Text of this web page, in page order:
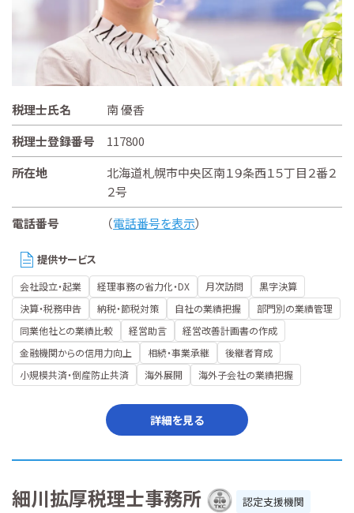
税理士氏名
南 優香
税理士登録番号
117800
所在地
北海道札幌市中央区南１９条西１５丁目２番２
２号
電話番号
（電話番号を表示）
提供サービス
会社設立・起業 経理事務の省力化・DX 月次訪問
黒字決算
決算・税務申告
納税・節税対策 自社の業績把握
部門別の業績管理
同業他社との業績比較
経営助言
経営改善計画書の作成
金融機関からの信用力向上
相続・事業承継
後継者育成
小規模共済・倒産防止共済
海外展開 海外子会社の業績把握
詳細を見る
細川拡厚税理士事務所
認定支援機関